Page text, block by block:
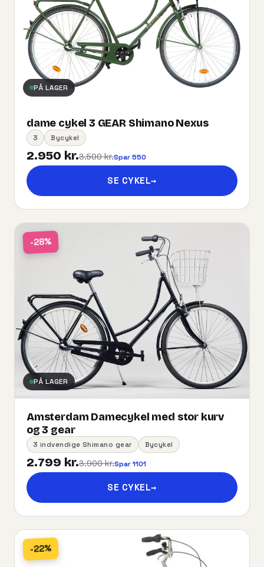
PÅ LAGER
dame cykel 3 GEAR Shimano Nexus
3 Bycykel
2.950 kr.3.500 kr.Spar 550
SE CYKEL→
-28%
PÅ LAGER
Amsterdam Damecykel med stor kurv
og 3 gear
3 indvendige Shimano gear Bycykel
2.799 kr.3.900 kr.Spar 1101
SE CYKEL→
-22%